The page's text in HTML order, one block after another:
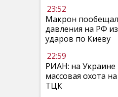
23:52
Макрон пообещал
давления на РФ
ударов по Киеву
22:59
РИАН: на Украине
массовая охота
ТЦК